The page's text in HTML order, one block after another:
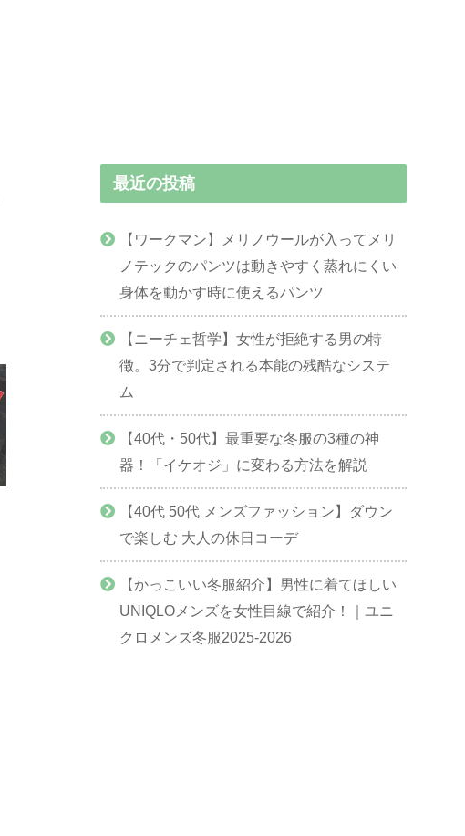
最近の投稿
【ワークマン】メリノウールが入ってメリ
ノテックのパンツは動きやすく蒸れにくい
身体を動かす時に使えるパンツ
【ニーチェ哲学】女性が拒絶する男の特
徴。3分で判定される本能の残酷なシステ
ム
【40代・50代】最重要な冬服の3種の神
器！「イケオジ」に変わる方法を解説
【40代 50代 メンズファッション】ダウン
で楽しむ 大人の休日コーデ
【かっこいい冬服紹介】男性に着てほしい
UNIQLOメンズを女性目線で紹介！｜ユニ
クロメンズ冬服2025-2026